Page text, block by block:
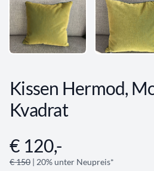
Kissen Hermod,
Kvadrat
Angebotsinformationen
€ 120,-
€ 150 | 20% unter Neupreis*